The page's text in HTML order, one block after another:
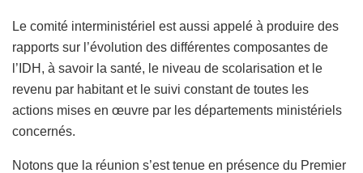
Le comité interministériel est aussi appelé à produire des
rapports sur l’évolution des différentes composantes de
l’IDH, à savoir la santé, le niveau de scolarisation et le
revenu par habitant et le suivi constant de toutes les
actions mises en œuvre par les départements ministériels
concernés.
Notons que la réunion s’est tenue en présence du Premier